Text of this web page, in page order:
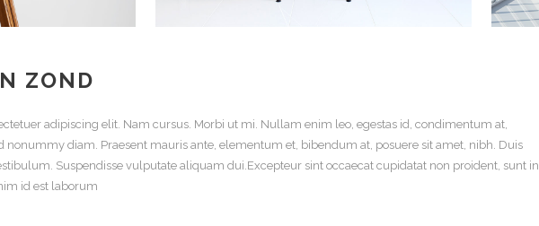
ZOND
adipiscing elit. Nam cursus. Morbi ut mi. Nullam enim leo, egestas id, condimentum at,
nonummy diam. Praesent mauris ante, elementum et, bibendum at, posuere sit amet, nibh. Duis
Suspendisse vulputate aliquam dui.Excepteur sint occaecat cupidatat non proident, sunt in
id est laborum